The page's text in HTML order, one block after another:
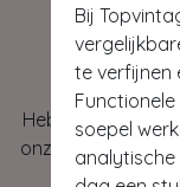
Bij
te verfijnen
soepel
analytische
Heb je vragen of
onze